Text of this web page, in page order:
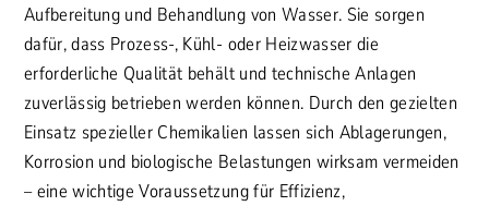
Aufbereitung und Behandlung von Wasser. Sie sorgen
dafür, dass Prozess-, Kühl- oder Heizwasser die
erforderliche Qualität behält und technische Anlagen
zuverlässig betrieben werden können. Durch den gezielten
Einsatz spezieller Chemikalien lassen sich Ablagerungen,
Korrosion und biologische Belastungen wirksam vermeiden
– eine wichtige Voraussetzung für Effizienz,